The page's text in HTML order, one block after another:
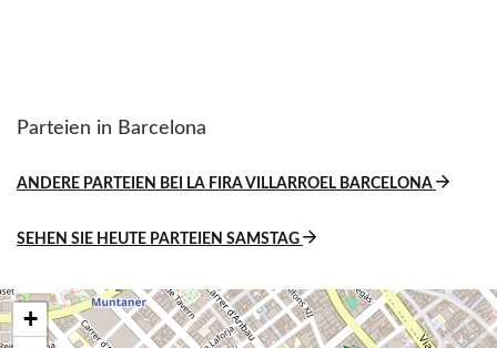
Parteien in Barcelona
ANDERE PARTEIEN BEI LA FIRA VILLARROEL BARCELONA
SEHEN SIE HEUTE PARTEIEN SAMSTAG